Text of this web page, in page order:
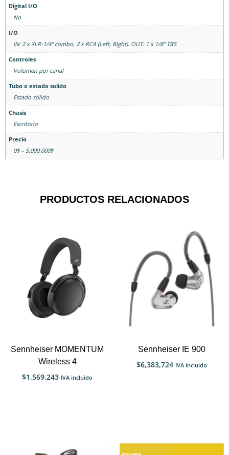
Digital I/O
No
I/O
IN: 2 x XLR-1/4" combo, 2 x RCA (Left, Right). OUT: 1 x 1/8" TRS
Controles
Volumen por canal
Tubo o estado solido
Estado sólido
Chasis
Escritorio
Precio
0$ – 5,000,000$
PRODUCTOS RELACIONADOS
Sennheiser MOMENTUM
Wireless 4
$1,569,243 IVA incluido
Sennheiser IE 900
$6,383,724 IVA incluido